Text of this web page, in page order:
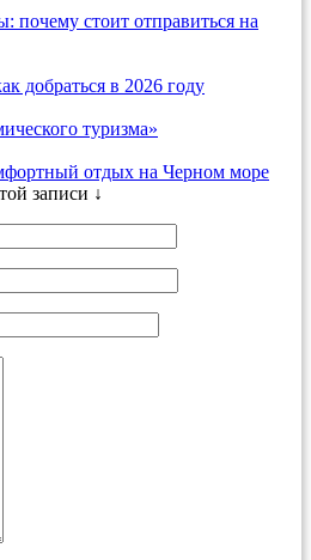
почему стоит отправиться на
добраться в 2026 году
туризма»
отдых на Черном море
записи ↓